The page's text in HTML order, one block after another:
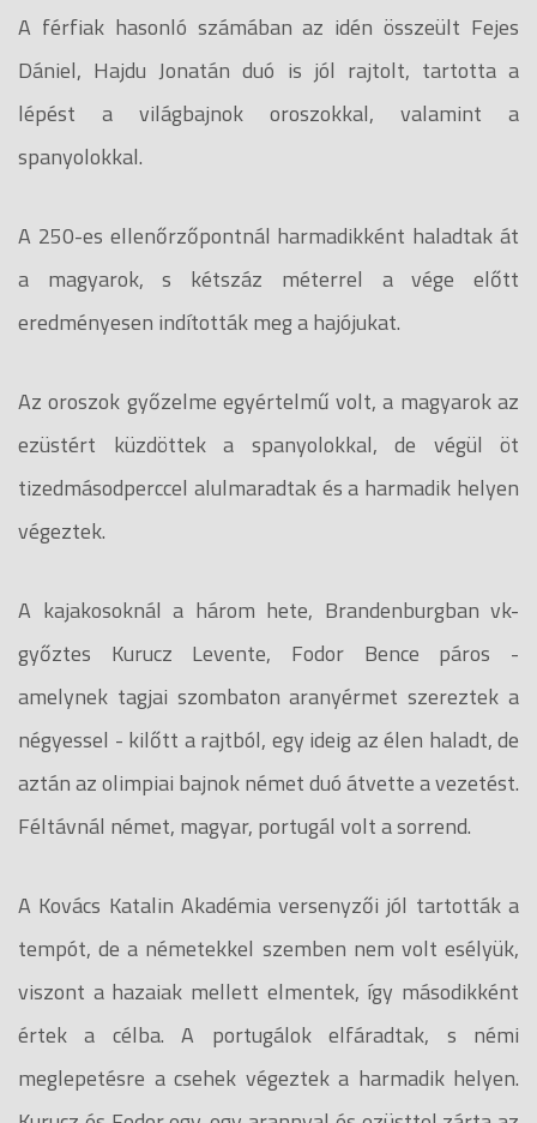
A férfiak hasonló számában az idén összeült Fejes
Dániel, Hajdu Jonatán duó is jól rajtolt, tartotta a
lépést a világbajnok oroszokkal, valamint a
spanyolokkal.
A 250-es ellenőrzőpontnál harmadikként haladtak át
a magyarok, s kétszáz méterrel a vége előtt
eredményesen indították meg a hajójukat.
Az oroszok győzelme egyértelmű volt, a magyarok az
ezüstért küzdöttek a spanyolokkal, de végül öt
tizedmásodperccel alulmaradtak és a harmadik helyen
végeztek.
A kajakosoknál a három hete, Brandenburgban vk-
győztes Kurucz Levente, Fodor Bence páros -
amelynek tagjai szombaton aranyérmet szereztek a
négyessel - kilőtt a rajtból, egy ideig az élen haladt, de
aztán az olimpiai bajnok német duó átvette a vezetést.
Féltávnál német, magyar, portugál volt a sorrend.
A Kovács Katalin Akadémia versenyzői jól tartották a
tempót, de a németekkel szemben nem volt esélyük,
viszont a hazaiak mellett elmentek, így másodikként
értek a célba. A portugálok elfáradtak, s némi
meglepetésre a csehek végeztek a harmadik helyen.